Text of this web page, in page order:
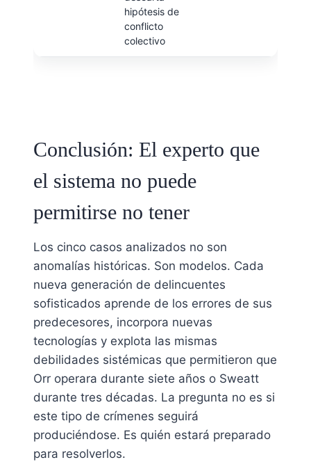
hipótesis de
conflicto
colectivo
Conclusión: El experto que
el sistema no puede
permitirse no tener
Los cinco casos analizados no son
anomalías históricas. Son modelos. Cada
nueva generación de delincuentes
sofisticados aprende de los errores de sus
predecesores, incorpora nuevas
tecnologías y explota las mismas
debilidades sistémicas que permitieron que
Orr operara durante siete años o Sweatt
durante tres décadas. La pregunta no es si
este tipo de crímenes seguirá
produciéndose. Es quién estará preparado
para resolverlos.